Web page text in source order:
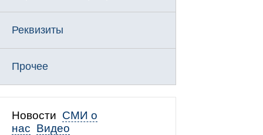
Реквизиты
Прочее
Новости СМИ о
нас Видео